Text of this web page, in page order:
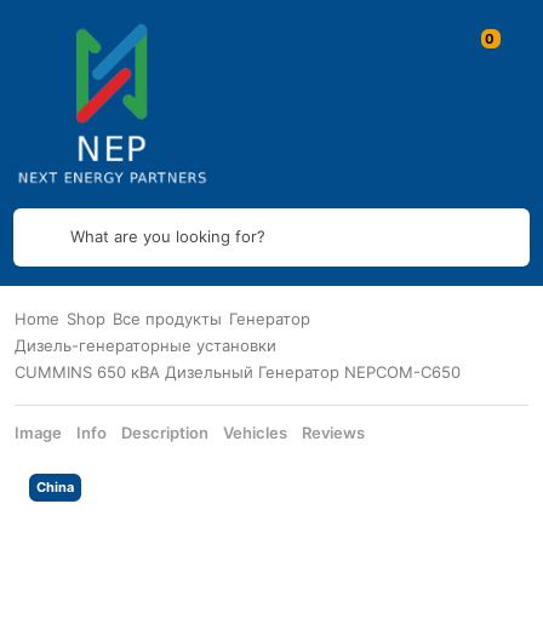
What are you looking for?
Home Shop Все продукты Генератор
Дизель-генераторные установки
CUMMINS 650 кВА Дизельный Генератор NEPCOM-C650
Image Info Description Vehicles Reviews
China